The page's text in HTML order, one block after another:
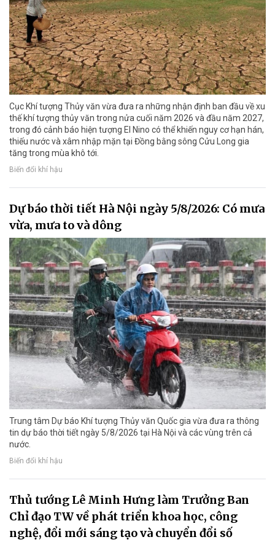
Cục Khí tượng Thủy văn vừa đưa ra những nhận định ban đầu về xu
thế khí tượng thủy văn trong nửa cuối năm 2026 và đầu năm 2027,
trong đó cảnh báo hiện tượng El Nino có thể khiến nguy cơ hạn hán,
thiếu nước và xâm nhập mặn tại Đồng bằng sông Cửu Long gia
tăng trong mùa khô tới.
Biến đổi khí hậu
Dự báo thời tiết Hà Nội ngày 5/8/2026: Có mưa
vừa, mưa to và dông
Trung tâm Dự báo Khí tượng Thủy văn Quốc gia vừa đưa ra thông
tin dự báo thời tiết ngày 5/8/2026 tại Hà Nội và các vùng trên cả
nước.
Biến đổi khí hậu
Thủ tướng Lê Minh Hưng làm Trưởng Ban
Chỉ đạo TW về phát triển khoa học, công
nghệ, đổi mới sáng tạo và chuyển đổi số